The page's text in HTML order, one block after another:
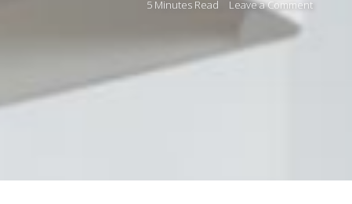
5 Minutes Read Leave a Comment